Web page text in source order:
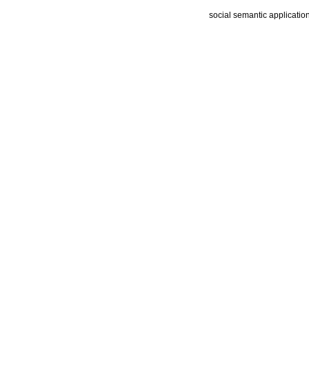
social semantic